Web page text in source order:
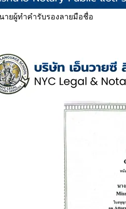
ายผู้ทำคำรับรองลายมือชื่อ